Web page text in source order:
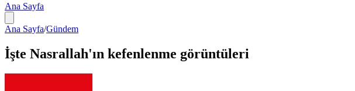
Ana Sayfa
Ana Sayfa/Gündem
İşte Nasrallah'ın kefenlenme görüntüleri